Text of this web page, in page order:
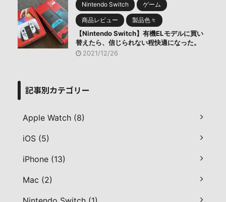
Nintendo Switch ゲーム
商品レビュー 製品色々
【Nintendo Switch】有機ELモデルに買い
替えたら、信じられない程快適になった。
2021/12/26
記事別カテゴリー
Apple Watch (8)
iOS (5)
iPhone (13)
Mac (2)